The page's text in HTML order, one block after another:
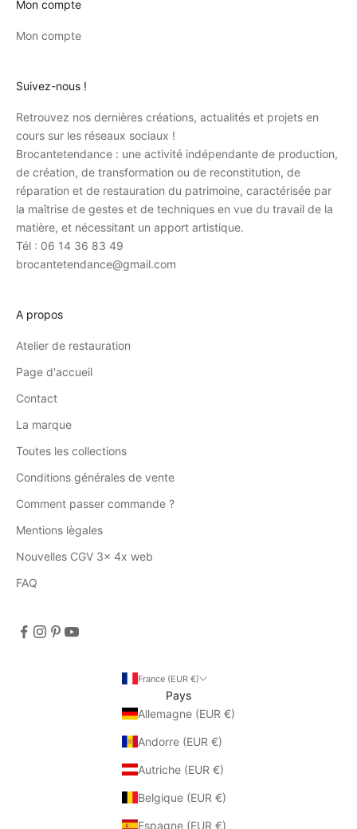
Mon compte
Mon compte
Suivez-nous !
Retrouvez nos dernières créations, actualités et projets en
cours sur les réseaux sociaux !
Brocantetendance : une activité indépendante de production,
de création, de transformation ou de reconstitution, de
réparation et de restauration du patrimoine, caractérisée par
la maîtrise de gestes et de techniques en vue du travail de la
matière, et nécessitant un apport artistique.
Tél : 06 14 36 83 49
brocantetendance@gmail.com
A propos
Atelier de restauration
Page d'accueil
Contact
La marque
Toutes les collections
Conditions générales de vente
Comment passer commande ?
Mentions lègales
Nouvelles CGV 3x 4x web
FAQ
France (EUR €)
Pays
Allemagne (EUR €)
Andorre (EUR €)
Autriche (EUR €)
Belgique (EUR €)
Espagne (EUR €)